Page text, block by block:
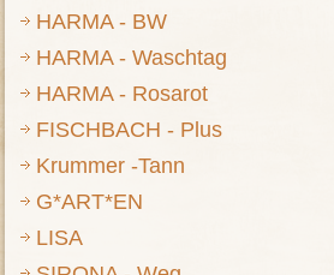
HARMA - BW
HARMA - Waschtag
HARMA - Rosarot
FISCHBACH - Plus
Krummer -Tann
G*ART*EN
LISA